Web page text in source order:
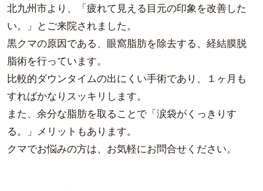
北九州市より、「疲れて見える目元の印象を改善した
い。」とご来院されました。
黒クマの原因である、眼窩脂肪を除去する、経結膜脱
脂術を行っています。
比較的ダウンタイムの出にくい手術であり、１ヶ月も
すればかなりスッキリします。
また、余分な脂肪を取ることで「涙袋がくっきりす
る。」メリットもあります。
クマでお悩みの方は、お気軽にお問合せください。